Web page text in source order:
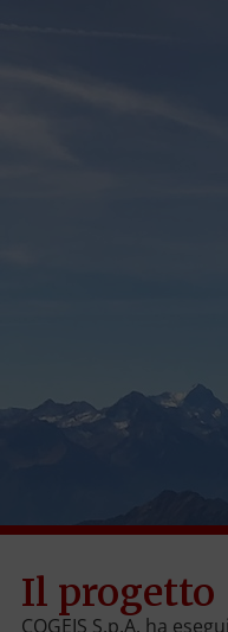
Il progetto
COGEIS S.p.A. ha